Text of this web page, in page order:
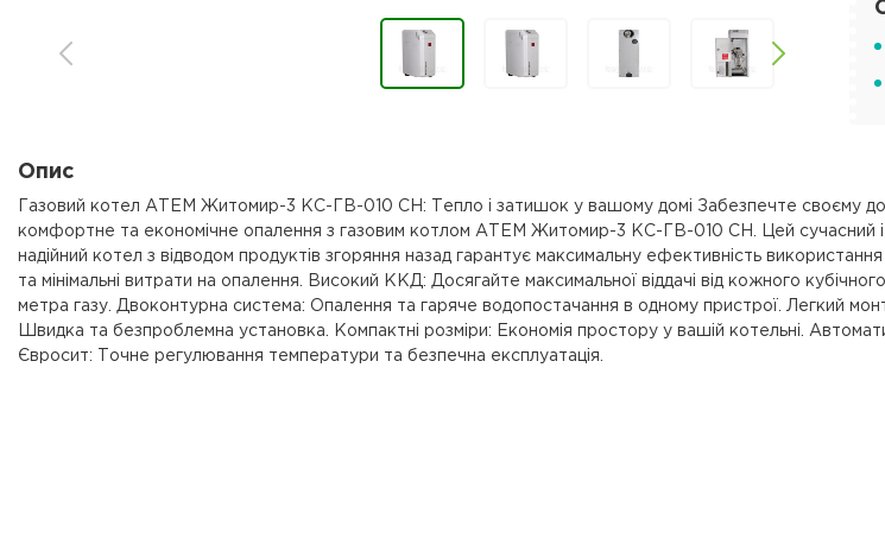
Опис
Газовий котел АТЕМ Житомир-3 КС-ГВ-010 СН: Тепло і затишок у вашому домі Забезпечте своєму
комфортне та економічне опалення з газовим котлом АТЕМ Житомир-3 КС-ГВ-010 СН. Цей сучасний і
надійний котел з відводом продуктів згоряння назад гарантує максимальну ефективність використання
та мінімальні витрати на опалення. Високий ККД: Досягайте максимальної віддачі від кожного кубічного
метра газу. Двоконтурна система: Опалення та гаряче водопостачання в одному пристрої. Легкий
Швидка та безпроблемна установка. Компактні розміри: Економія простору у вашій котельні.
Євросит: Точне регулювання температури та безпечна експлуатація.